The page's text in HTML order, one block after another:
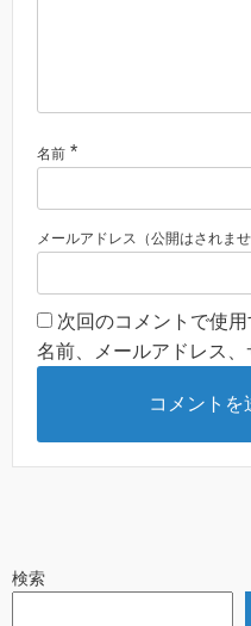
名前 *
メールアドレス（公開はされませ
次回のコメントで使
名前、メールアドレス、
検索